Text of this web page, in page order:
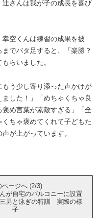
さんは我が子の成長を喜び
空くんは練習の成果を披
でバタ足すると、「楽勝？
らいました。
う少し寄り添った声かけが
した！」「めちゃくちゃ良
め言葉が素敵すぎる」「全
ちゃ褒めてくれて子どもた
が上がっています。
ページへ (2/3)
が自宅のバルコニーに設置
男と泳ぎの特訓 実際の様
子